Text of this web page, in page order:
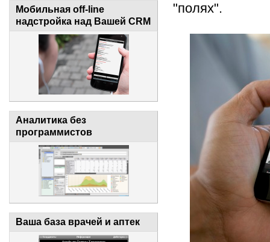
Мобильная off-line
надстройка над Вашей CRM
Аналитика без
программистов
Ваша база врачей и аптек
"полях".